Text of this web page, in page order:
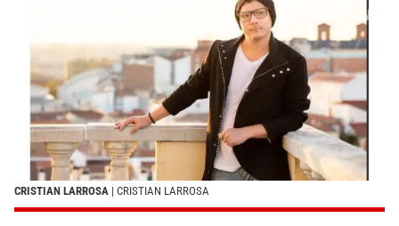
CRISTIAN LARROSA | CRISTIAN LARROSA